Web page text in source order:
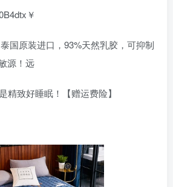
￥
国原装进口，93%天然乳胶，可抑制
源！远
精致好睡眠！【赠运费险】